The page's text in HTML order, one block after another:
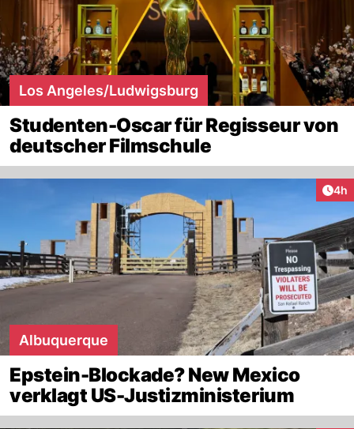
Los Angeles/Ludwigsburg
Studenten-Oscar für Regisseur von
deutscher Filmschule
4h
Albuquerque
Epstein-Blockade? New Mexico
verklagt US-Justizministerium